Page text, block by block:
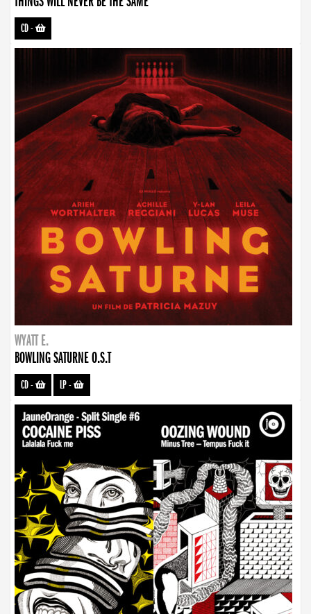
CD-
WYATT E.
BOWLING SATURNE O.S.T
CD- LP-